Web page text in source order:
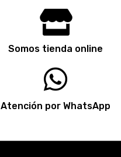
Somos tienda online
Atención por WhatsApp